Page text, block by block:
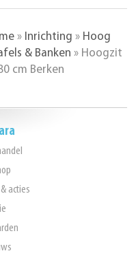
» Inrichting » Hoog
& Banken » Hoogzit
cm Berken
acties